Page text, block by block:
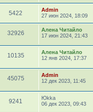
5422
Admin
27 июн 2024, 18:09
32926
Алена Читайло
17 июн 2024, 21:43
10135
Алена Читайло
12 янв 2024, 17:37
45075
Admin
12 дек 2023, 11:45
9241
Юkka
06 дек 2023, 09:43